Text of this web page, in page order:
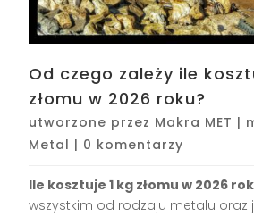
Od czego zależy ile
złomu w 2026 roku?
utworzone przez Makra MET |
Metal | 0 komentarzy
Ile kosztuje 1 kg złomu w 2026
wszystkim od rodzaju metalu oraz